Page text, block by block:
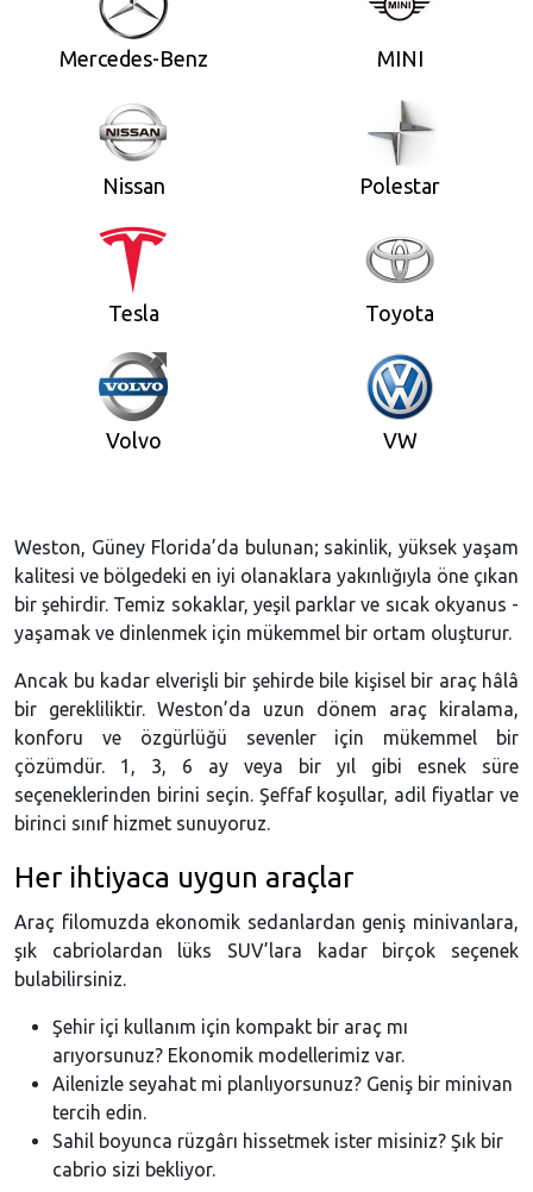
Mercedes-Benz MINI
Nissan Polestar
Tesla Toyota
Volvo VW
Weston, Güney Florida’da bulunan; sakinlik, yüksek yaşam
kalitesi ve bölgedeki en iyi olanaklara yakınlığıyla öne çıkan
bir şehirdir. Temiz sokaklar, yeşil parklar ve sıcak okyanus -
yaşamak ve dinlenmek için mükemmel bir ortam oluşturur.
Ancak bu kadar elverişli bir şehirde bile kişisel bir araç hâlâ
bir gerekliliktir. Weston’da uzun dönem araç kiralama,
konforu ve özgürlüğü sevenler için mükemmel bir
çözümdür. 1, 3, 6 ay veya bir yıl gibi esnek süre
seçeneklerinden birini seçin. Şeffaf koşullar, adil fiyatlar ve
birinci sınıf hizmet sunuyoruz.
Her ihtiyaca uygun araçlar
Araç filomuzda ekonomik sedanlardan geniş minivanlara,
şık cabriolardan lüks SUV’lara kadar birçok seçenek
bulabilirsiniz.
Şehir içi kullanım için kompakt bir araç mı
arıyorsunuz? Ekonomik modellerimiz var.
Ailenizle seyahat mi planlıyorsunuz? Geniş bir minivan
tercih edin.
Sahil boyunca rüzgârı hissetmek ister misiniz? Şık bir
cabrio sizi bekliyor.